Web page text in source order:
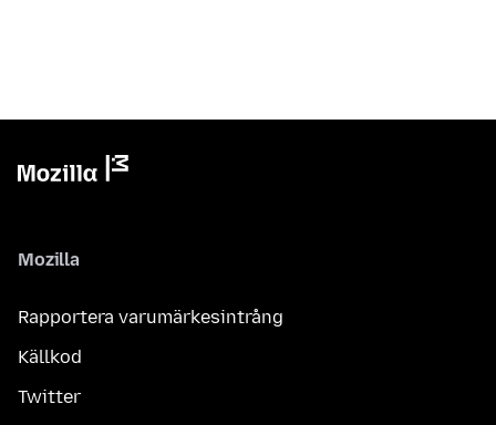
Mozilla
Rapportera varumärkesintrång
Källkod
Twitter